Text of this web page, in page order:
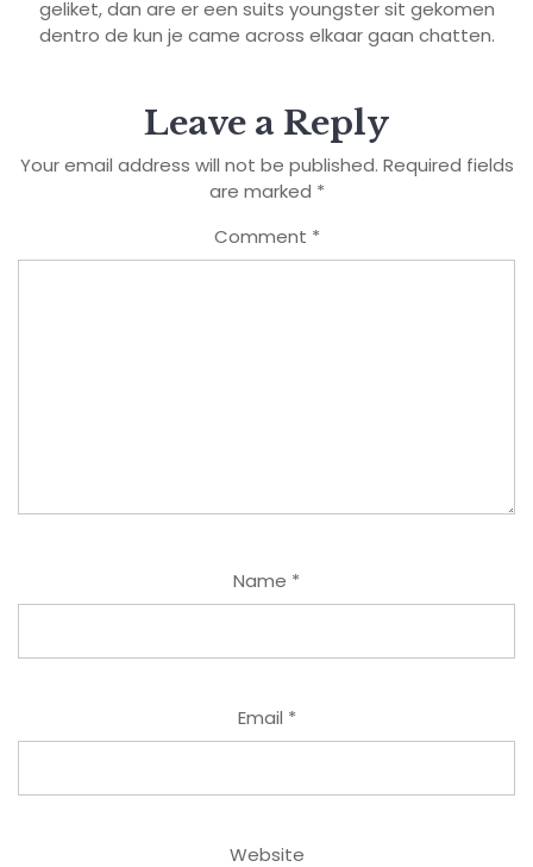
geliket, dan are er een suits youngster sit gekomen
dentro de kun je came across elkaar gaan chatten.
Leave a Reply
Your email address will not be published. Required fields
are marked *
Comment *
Name *
Email *
Website